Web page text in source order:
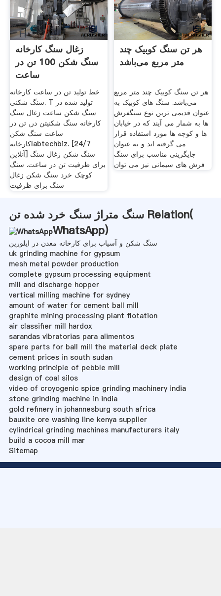
زغال سنگ کارخانه
سنگ شکن 100 تن در
ساعت
خط تولید تن در ساعت کارخانه
سنگ شکنی. T تولید شده در
سنگ شکن ساعت زغال سنگ
کارخانه سنگ شکنیتن در, تن در
ساعت سنگ شکن
کارخانهlabtechbiz. [24/7
آنلاین] سنگ شکن زغال سنگ
برای ظرفیت تن در ساعت. سنگ
کوچک خرد سنگ شکن زغال
سنگ برای ظرفیت
هر تن سنگ کوبیک چند
متر مربع می‌باشد
هر تن سنگ کوبیک چند متر مربع
می‌باشد. سنگ های کوبیک به
عنوان قدیمی ترین نوع سنگفرش
ها به شمار می آیند که در خیابان
ها و کوچه ها مورد استفاده قرار
می گرفته اند و به عنوان
جایگرینی مناسب برای سنگ
فرش های سیمانی نیز می توان
سنگ متراژ سنگ خرد شده تن Relation(
WhatsApp)
سنگ شکن و آسیاب برای کارخانه معدن در ایلورین
uk grinding machine for gypsum
mesh metal powder production
complete gypsum processing equipment
mill and discharge hopper
vertical milling machine for sydney
amount of water for cement ball mill
graphite mining processing plant flotation
air classifier mill hardox
sarandas vibratorias para alimentos
spare parts for ball mill the material deck plate
cement prices in south sudan
working principle of pebble mill
design of coal silos
video of croyogenic spice grinding machinery india
stone grinding machine in india
gold refinery in johannesburg south africa
bauxite ore washing line kenya supplier
cylindrical grinding machines manufacturers italy
build a cocoa mill mar
Sitemap